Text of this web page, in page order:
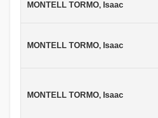
MONTELL TORMO, Isaac
MONTELL TORMO, Isaac
MONTELL TORMO, Isaac